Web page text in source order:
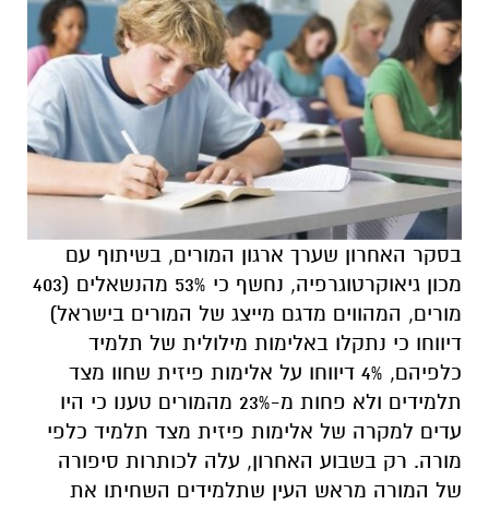
בסקר האחרון שערך ארגון המורים, בשיתוף עם
מכון גיאוקרטוגרפיה, נחשף כי 53% מהנשאלים (403
מורים, המהווים מדגם מייצג של המורים בישראל)
דיווחו כי נתקלו באלימות מילולית של תלמיד
כלפיהם, 4% דיווחו על אלימות פיזית שחוו מצד
תלמידים ולא פחות מ-23% מהמורים טענו כי היו
עדים למקרה של אלימות פיזית מצד תלמיד כלפי
מורה. רק בשבוע האחרון, עלה לכותרות סיפורה
של המורה מראש העין שתלמידים השחיתו את